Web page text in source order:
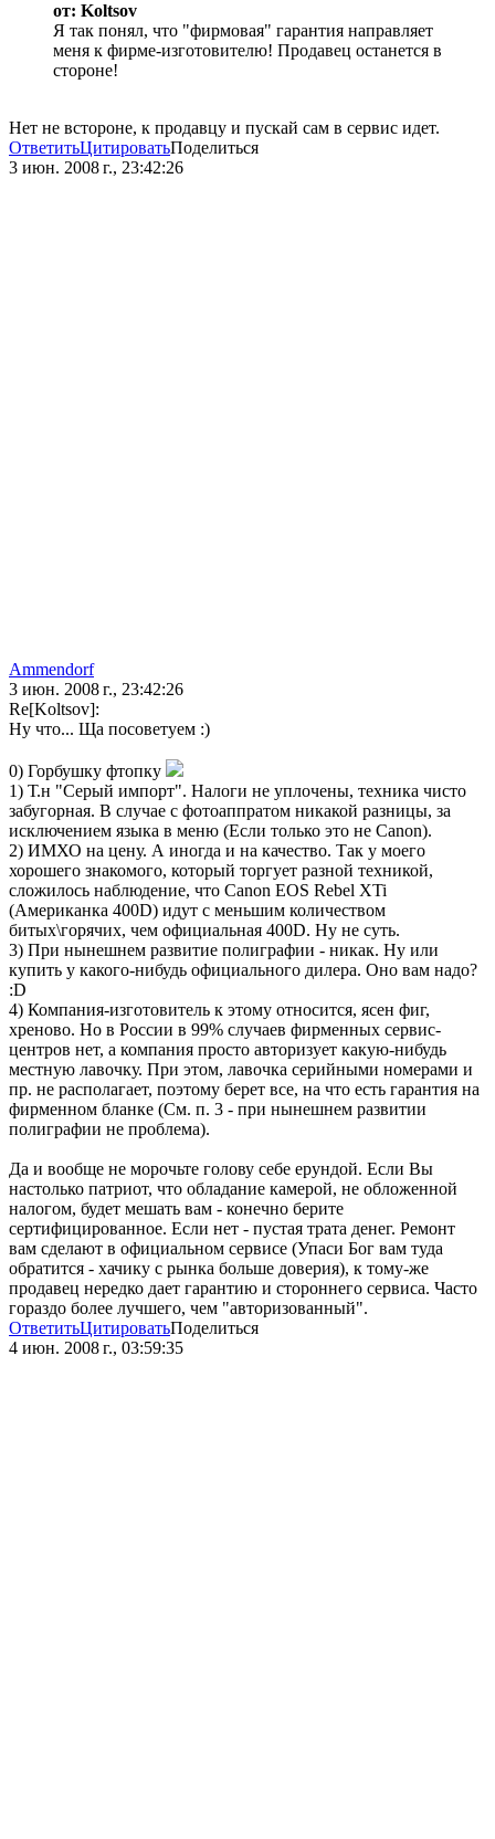
от: Koltsov
Я так понял, что "фирмовая" гарантия направляет
меня к фирме-изготовителю! Продавец останется в
стороне!
Нет не встороне, к продавцу и пускай сам в сервис идет.
ОтветитьЦитироватьПоделиться
3 июн. 2008 г., 23:42:26
Ammendorf
3 июн. 2008 г., 23:42:26
Re[Koltsov]:
Ну что... Ща посоветуем :)
0) Горбушку фтопку
1) Т.н "Серый импорт". Налоги не уплочены, техника чисто
забугорная. В случае с фотоаппратом никакой разницы, за
исключением языка в меню (Если только это не Canon).
2) ИМХО на цену. А иногда и на качество. Так у моего
хорошего знакомого, который торгует разной техникой,
сложилось наблюдение, что Canon EOS Rebel XTi
(Американка 400D) идут с меньшим количеством
битых\горячих, чем официальная 400D. Ну не суть.
3) При нынешнем развитие полиграфии - никак. Ну или
купить у какого-нибудь официального дилера. Оно вам надо?
:D
4) Компания-изготовитель к этому относится, ясен фиг,
хреново. Но в России в 99% случаев фирменных сервис-
центров нет, а компания просто авторизует какую-нибудь
местную лавочку. При этом, лавочка серийными номерами и
пр. не располагает, поэтому берет все, на что есть гарантия на
фирменном бланке (См. п. 3 - при нынешнем развитии
полиграфии не проблема).
Да и вообще не морочьте голову себе ерундой. Если Вы
настолько патриот, что обладание камерой, не обложенной
налогом, будет мешать вам - конечно берите
сертифицированное. Если нет - пустая трата денег. Ремонт
вам сделают в официальном сервисе (Упаси Бог вам туда
обратится - хачику с рынка больше доверия), к тому-же
продавец нередко дает гарантию и стороннего сервиса. Часто
гораздо более лучшего, чем "авторизованный".
ОтветитьЦитироватьПоделиться
4 июн. 2008 г., 03:59:35